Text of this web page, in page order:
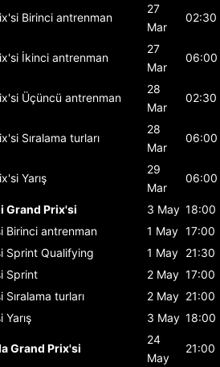
Birinci antrenman
27
Mar
02:30
İkinci antrenman
27
Mar
06:00
Üçüncü antrenman
28
Mar
02:30
Sıralama turları
28
Mar
06:00
Yarış
29
Mar
06:00
Grand Prix'si 3 May 18:00
Birinci antrenman 1 May 17:00
Sprint Qualifying 1 May 21:30
Sprint 2 May 17:00
Sıralama turları 2 May 21:00
Yarış 3 May 18:00
Grand Prix'si
24
May
21:00